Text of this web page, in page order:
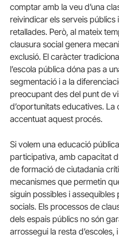
comptar amb la veu d’una
reivindicar els serveis públics
retallades. Però, al mateix
clausura social genera
exclusió. El caràcter
l’escola pública dóna pas a
segmentació i a la
preocupant des del punt de
d’oportunitats educatives. La
accentuat aquest procés.
Si volem una educació
participativa, amb capacitat
de formació de ciutadania
mecanismes que permetin
siguin possibles i
socials. Els processos de
dels espais públics no són
arrossegui la resta